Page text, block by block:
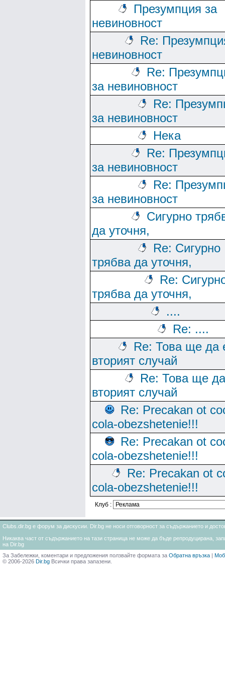
Презумпция за
невиновност
Re:
невиновност
Re:
за невиновност
Re:
за невиновност
Нека
Re:
за невиновност
Re:
за невиновност
Сигурно
да уточня,
Re: Сигурно
трябва да уточня,
Re:
трябва да уточня,
....
Re: ....
Re: Това ще да
вторият случай
Re: Това ще
вторият случай
Re: Precakan ot
cola-obezshetenie!!!
Re: Precakan ot
cola-obezshetenie!!!
Re: Precakan ot
cola-obezshetenie!!!
Клуб :
Clubs.dir.bg е форум за дискусии. Dir.bg не носи отговорност за съдържанието и
Никаква част от съдържанието на тази страница не може да бъде репродуцирана,
на Dir.bg
За Забележки, коментари и предложения ползвайте формата за Обратна връзка |
© 2006-2026 Dir.bg Всички права запазени.